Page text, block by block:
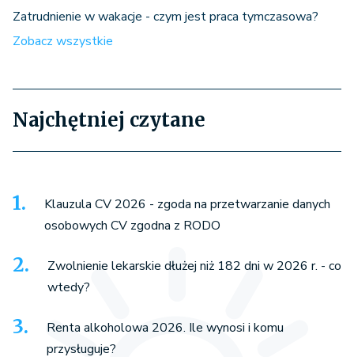
Zatrudnienie w wakacje - czym jest praca tymczasowa?
Zobacz wszystkie
Najchętniej czytane
Klauzula CV 2026 - zgoda na przetwarzanie danych
osobowych CV zgodna z RODO
Zwolnienie lekarskie dłużej niż 182 dni w 2026 r. - co
wtedy?
Renta alkoholowa 2026. Ile wynosi i komu
przysługuje?